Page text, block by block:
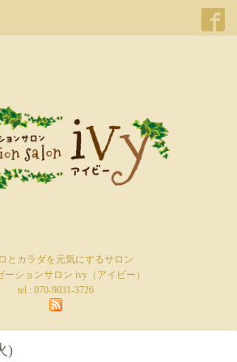
とカラダを元気にするサロン
ーションサロン ivy（アイビー）
tel : 070-9031-3726
)